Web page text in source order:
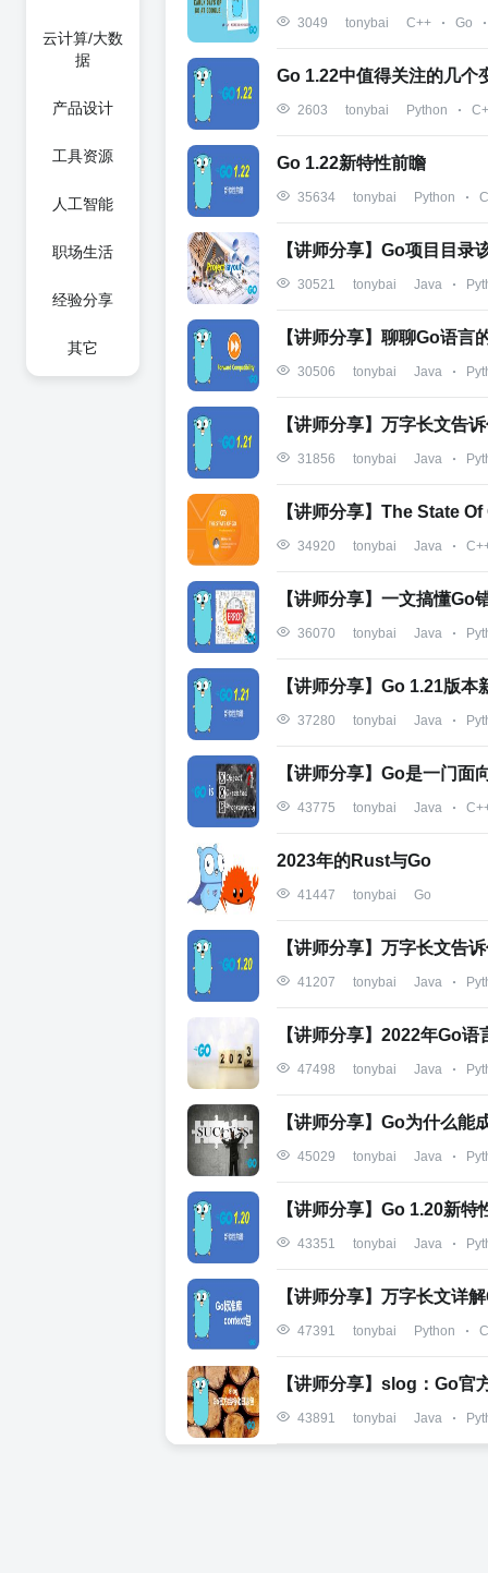
云计算/大数
据
产品设计
工具资源
人工智能
职场生活
经验分享
其它
3049 tonybai C++ Go
Go 1.22中值得关注的几个
2603 tonybai Python
Go 1.22新特性前瞻
35634 tonybai Python
【讲师分享】Go项目目录
30521 tonybai Java
【讲师分享】聊聊Go语
30506 tonybai Java
【讲师分享】万字长文告
31856 tonybai Java
【讲师分享】The State
34920 tonybai Java
【讲师分享】一文搞懂Go
36070 tonybai Java
【讲师分享】Go 1.21版本
37280 tonybai Java
【讲师分享】Go是一门面
43775 tonybai Java
2023年的Rust与Go
41447 tonybai Go
【讲师分享】万字长文告
41207 tonybai Java
【讲师分享】2022年Go
47498 tonybai Java
【讲师分享】Go为什么能
45029 tonybai Java
【讲师分享】Go 1.20新特
43351 tonybai Java
【讲师分享】万字长文详
47391 tonybai Python
【讲师分享】slog：Go官
43891 tonybai Java